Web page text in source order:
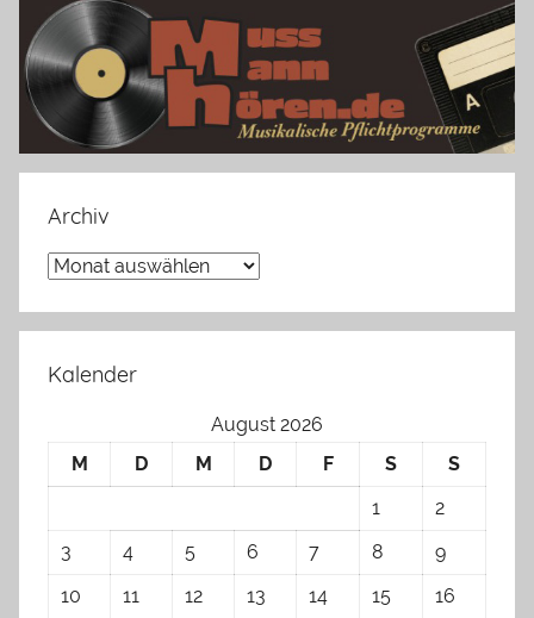
Archiv
Archiv
Kalender
August 2026
M
D M D F S
S
1
2
3
4 5 6 7 8
9
10
11 12 13 14 15 16